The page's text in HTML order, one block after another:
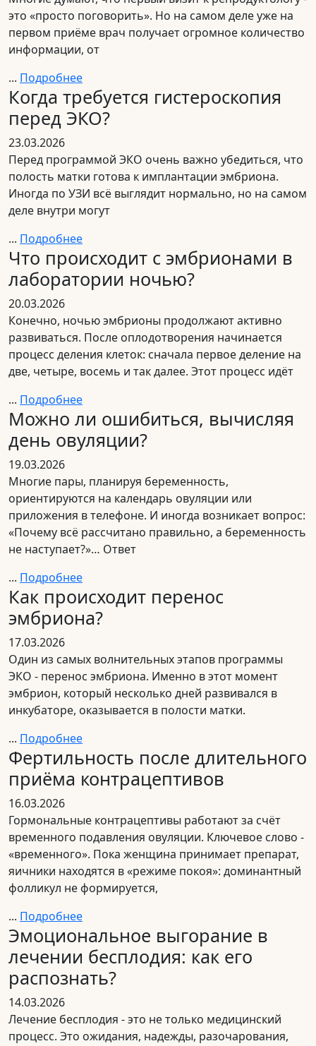
это «просто поговорить». Но на самом деле уже на
первом приёме врач получает огромное количество
информации, от
... Подробнее
Когда требуется гистероскопия
перед ЭКО?
23.03.2026
Перед программой ЭКО очень важно убедиться, что
полость матки готова к имплантации эмбриона.
Иногда по УЗИ всё выглядит нормально, но на самом
деле внутри могут
... Подробнее
Что происходит с эмбрионами в
лаборатории ночью?
20.03.2026
Конечно, ночью эмбрионы продолжают активно
развиваться. После оплодотворения начинается
процесс деления клеток: сначала первое деление на
две, четыре, восемь и так далее. Этот процесс идёт
... Подробнее
Можно ли ошибиться, вычисляя
день овуляции?
19.03.2026
Многие пары, планируя беременность,
ориентируются на календарь овуляции или
приложения в телефоне. И иногда возникает вопрос:
«Почему всё рассчитано правильно, а беременность
не наступает?»… Ответ
... Подробнее
Как происходит перенос
эмбриона?
17.03.2026
Один из самых волнительных этапов программы
ЭКО - перенос эмбриона. Именно в этот момент
эмбрион, который несколько дней развивался в
инкубаторе, оказывается в полости матки.
... Подробнее
Фертильность после длительного
приёма контрацептивов
16.03.2026
Гормональные контрацептивы работают за счёт
временного подавления овуляции. Ключевое слово -
«временного». Пока женщина принимает препарат,
яичники находятся в «режиме покоя»: доминантный
фолликул не формируется,
... Подробнее
Эмоциональное выгорание в
лечении бесплодия: как его
распознать?
14.03.2026
Лечение бесплодия - это не только медицинский
процесс. Это ожидания, надежды, разочарования,